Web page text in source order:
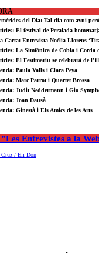
del Dia: Tal dia com avui
El festival de Peralada
Carta: Entrevista Noèlia Llorens
La Simfònica de Cobla i Corda
El Festimariu se celebrarà de
Paula Valls i Clara Peya
Marc Parrot i Quartet Brossa
Judit Neddermann i Gio
Joan Dausà
Ginestà i Els Amics de les Arts
Entrevistes a la